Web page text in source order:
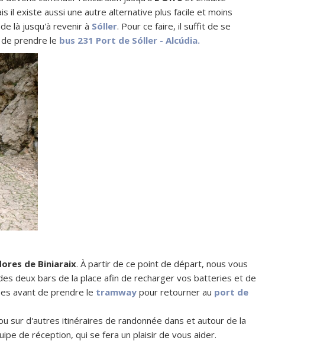
il existe aussi une autre alternative plus facile et moins
là jusqu'à revenir à Sóller. Pour ce faire, il suffit de se
prendre le bus 231 Port de Sóller - Alcúdia.
de Biniaraix. À partir de ce point de départ, nous vous
deux bars de la place afin de recharger vos batteries et de
avant de prendre le tramway pour retourner au port de
sur d'autres itinéraires de randonnée dans et autour de la
de réception, qui se fera un plaisir de vous aider.